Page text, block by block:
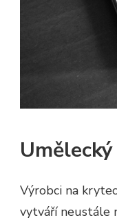
Výrobci na
vytváří neustále